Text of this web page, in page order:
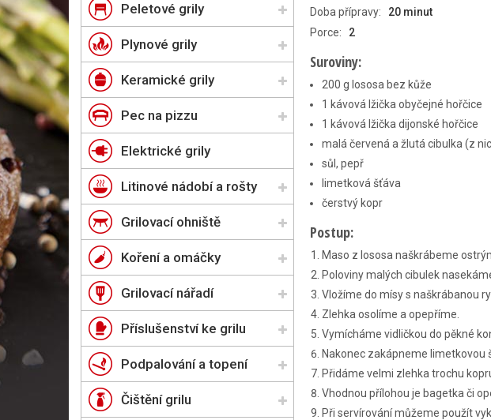
Doba přípravy:
20 minut
Porce:
2
Suroviny:
200 g lososa bez kůže
1 kávová lžička obyčejné hořčice
1 kávová lžička dijonské hořčice
malá červená a žlutá cibulka (z
sůl, pepř
limetková šťáva
čerstvý kopr
Postup:
Maso z lososa naškrábeme
Poloviny malých cibulek
Vložíme do mísy s naškrábanou
Zlehka osolíme a opepříme.
Vymícháme vidličkou do pěkné
Nakonec zakápneme limetkovou
Přidáme velmi zlehka trochu
Vhodnou přílohou je bagetka či
Při servírování můžeme použít
Peletové grily
Plynové grily
Keramické grily
Pec na pizzu
Elektrické grily
Litinové nádobí a rošty
Grilovací ohniště
Koření a omáčky
Grilovací nářadí
Příslušenství ke grilu
Podpalování a topení
Čištění grilu